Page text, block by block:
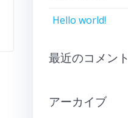
Hello world!
最近のコメント
アーカイブ